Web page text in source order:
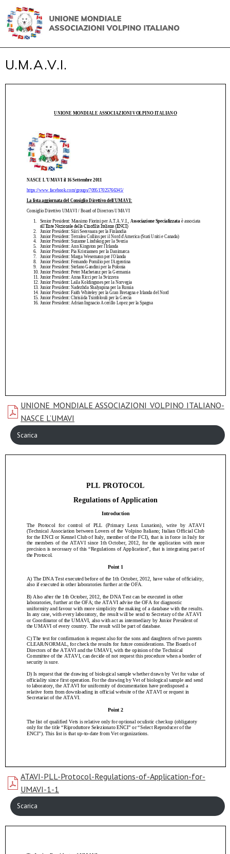
U.M.A.V.I.
UNIONE MONDIALE ASSOCIAZIONI VOLPINO ITALIANO-
NASCE L’UMAVI
Scarica
ATAVI-PLL-Protocol-Regulations-of-Application-for-
UMAVI-1-1
Scarica